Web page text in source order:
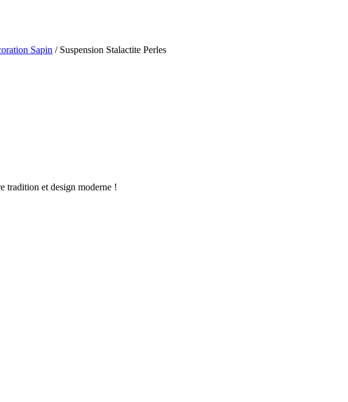
Sapin / Suspension Stalactite Perles
tradition et design moderne !